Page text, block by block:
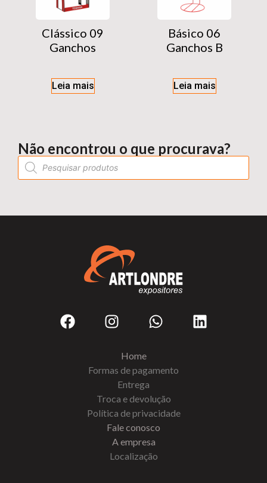
Clássico 09
Ganchos
Leia mais
Básico 06
Ganchos B
Leia mais
Não encontrou o que procurava?
Home
Formas de pagamento
Entrega
Troca e devolução
Política de privacidade
Fale conosco
A empresa
Localização